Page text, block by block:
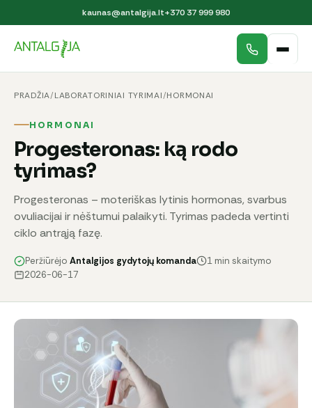
kaunas@antalgija.lt+370 37 999 980
PRADŽIA/LABORATORINIAI TYRIMAI/HORMONAI
HORMONAI
Progesteronas: ką rodo
tyrimas?
Progesteronas – moteriškas lytinis hormonas, svarbus
ovuliacijai ir nėštumui palaikyti. Tyrimas padeda vertinti
ciklo antrąją fazę.
Peržiūrėjo Antalgijos gydytojų komanda
1 min skaitymo
2026-06-17